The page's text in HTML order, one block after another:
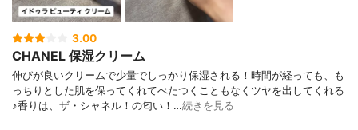
3.00
CHANEL 保湿クリーム
伸びが良いクリームで少量でしっかり保湿される！時間が経っても、も
っちりとした肌を保ってくれてべたつくこともなくツヤを出してくれる
♪香りは、ザ・シャネル！の匂い！…続きを見る